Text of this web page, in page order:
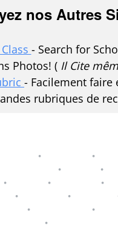
nos Autres
- Search for
Photos! ( Il Cite
- Facilement faire
rubriques de
• •
• •
• • •
• •
• •
•